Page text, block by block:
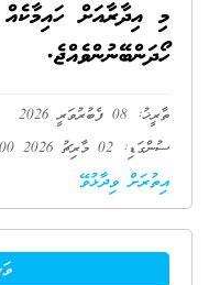
މި އިދާރާއަށް
ހޯދަންބޭނުންވެއްޖެ.
ތާރީޚު: 08 ފެބުރުވަރީ 2026
ސުންގަޑި: 02 މާރިޗު 2026 11:00
އިތުރަށް ވިދާޅުވޭ